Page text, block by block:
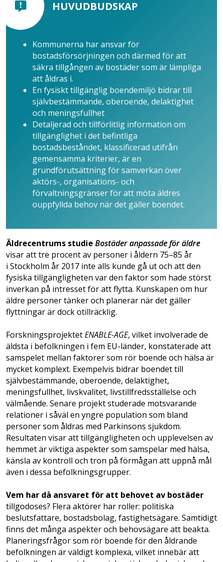
HUVUDBUDSKAP
Kommunerna har ansvar för
bostadsförsörjningen och därmed för att
säkra tillgången av bostäder som är lämpliga
att åldras i.
En fysiskt tillgänglig boendemiljö bidrar till
självbestämmande, oberoende, delaktighet
och meningsfullhet
Detaljerad och tillförlitlig information om
tillgänglighet i det befintliga
bostadsbeståndet, klassificerad utifrån
gemensamma kriterier, är en
grundförutsättning för samverkan över
aktörs-, organisations- och
förvaltningsgränser för att möta äldres
ouppfyllda behov när det gäller boendet.
Äldrecentrums studie Bostäder anpassade för äldre
visar att tre procent av personer i åldern 75–85 år
i Stockholm år 2017 inte alls kunde gå ut och att den
fysiska tillgängligheten var den faktor som hade störst
inverkan på intresset för att flytta. Kunskapen om hur
äldre personer tänker och planerar när det gäller
flyttningar är dock otillräcklig.
ForskningsprojektetENABLE-AGE, vilket involverade de
äldsta i befolkningen i fem EU-länder, konstaterade att
samspelet mellan faktorer som rör boende och hälsa är
mycket komplext. Exempelvis bidrar boendet till
självbestämmande, oberoende, delaktighet,
meningsfullhet, livskvalitet, livstillfredsställelse och
välmående. Senare projekt studerade motsvarande
relationer i såväl en yngre population som bland
personer som åldras med Parkinsons sjukdom.
Resultaten visar att tillgängligheten och upplevelsen av
hemmet är viktiga aspekter som samspelar med hälsa,
känsla av kontroll och tron på förmågan att uppnå mål
även i dessa befolkningsgrupper.
Vem har då ansvaret för att behovet av bostäder
tillgodoses? Flera aktörer har roller: politiska
beslutsfattare, bostadsbolag, fastighets­ägare. Samtidigt
finns det många aspekter och behovsägare att beakta.
Planeringsfrågor som rör boende för den åldrande
befolkningen är väldigt komplexa, vilket innebär att